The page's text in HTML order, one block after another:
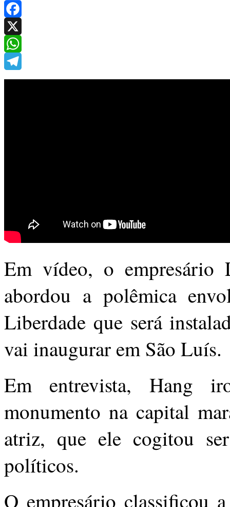
Facebook
X
WhatsApp
Telegram
Em vídeo, o empresário
abordou a polêmica
Liberdade que será
vai inaugurar em São Luís.
Em entrevista, Hang
monumento na capital
atriz, que ele cogitou
políticos.
O empresário classificou